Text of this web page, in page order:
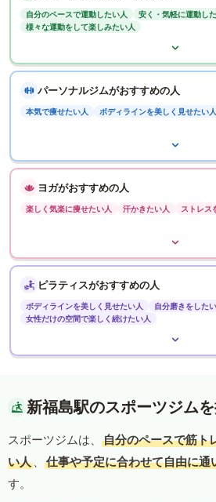
自分のペースで運動したい人
安く・気軽に運動し
様々な運動をして楽しみたい人
パーソナルジムがおすすめの人
本気で痩せたい人 ボディラインを美しく見せたい人
ヨガがおすすめの人
楽しく気楽に痩せたい人 汗かきたい人 ストレス
ピラティスがおすすめの人
ボディラインを美しく見せたい人
自分磨きをした
女性だけの空間で楽しく続けたい人
新福島駅のスポーツジム
スポーツジムは、
自分のペースで筋ト
い人 、 仕事や予定に合わせて自由に通
す。